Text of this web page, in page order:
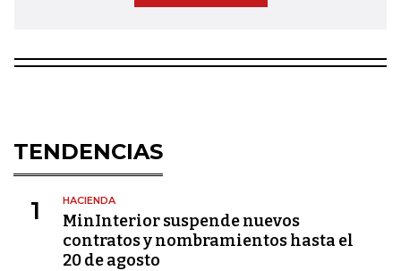
TENDENCIAS
1 HACIENDA
MinInterior suspende nuevos
contratos y nombramientos hasta el
20 de agosto